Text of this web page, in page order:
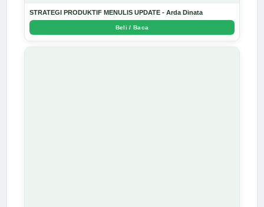
STRATEGI PRODUKTIF MENULIS UPDATE - Arda Dinata
Beli / Baca